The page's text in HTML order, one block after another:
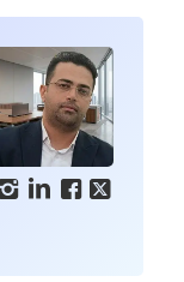
  